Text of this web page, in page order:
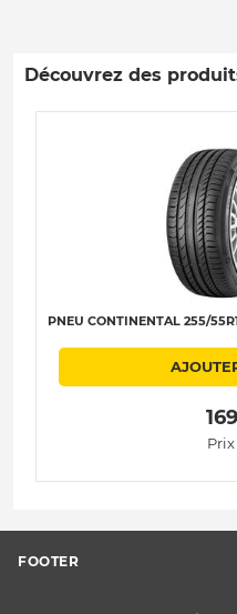
Découvrez des
PNEU CONTINENTAL 255/
FOOTER